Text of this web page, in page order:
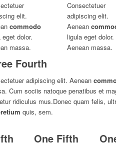
elit.
commodo
eget dolor.
massa.
Consectetuer
adipiscing elit.
Aenean
ligula eget dolor.
Aenean massa.
Fourth
adipiscing elit. Aenean
Cum sociis natoque penatibus et
ridiculus mus.Donec quam felis,
quis, sem.
One Fifth